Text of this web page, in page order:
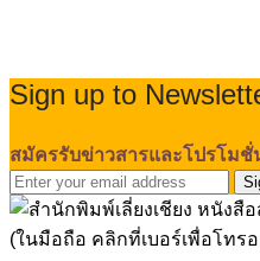
Sign up to
สมัครรับข่าวสารและโปรโมชั่
(ในมือถือ คลิกที่เบอร์เพื่อโทร